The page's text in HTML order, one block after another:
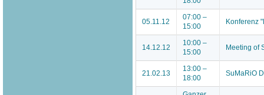
05.11.12
07:00 –
15:00
Konferenz
14.12.12
10:00 –
15:00
Meeting of
21.02.13
13:00 –
18:00
SuMaRiO